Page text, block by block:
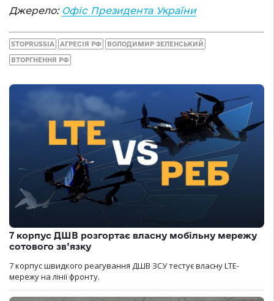
Джерело: Офіс Президента України
STOPRUSSIA АГРЕСІЯ РФ ВОЛОДИМИР ЗЕЛЕНСЬКИЙ
ВТОРГНЕННЯ РФ
7 корпус ДШВ розгортає власну мобільну мережу
сотового зв’язку
7 корпус швидкого реагування ДШВ ЗСУ тестує власну LTE-
мережу на лінії фронту.